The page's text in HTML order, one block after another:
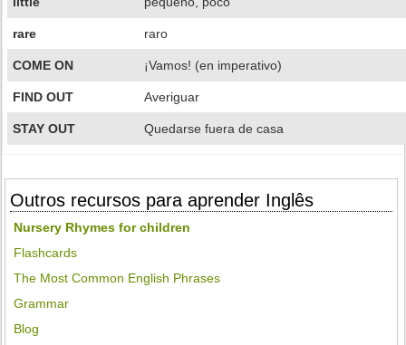
rare raro
COME ON ¡Vamos! (en imperativo)
FIND OUT Averiguar
STAY OUT Quedarse fuera de casa
Outros recursos para aprender Inglês
Nursery Rhymes for children
Flashcards
The Most Common English Phrases
Grammar
Blog